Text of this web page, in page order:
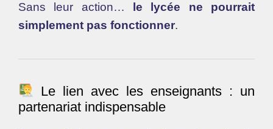
Sans leur action…
le lycée ne pourrait
simplement pas fonctionner.
Le lien avec les enseignants : un
partenariat indispensable